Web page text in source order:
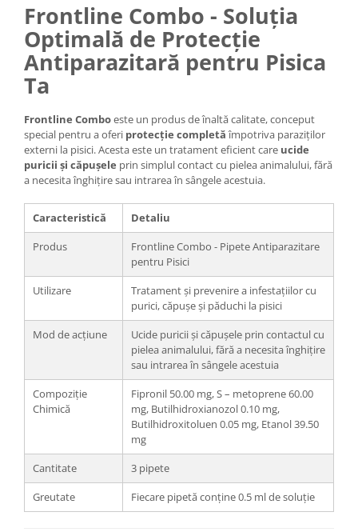
Frontline Combo - Soluția
Optimală de Protecție
Antiparazitară pentru Pisica
Ta
Frontline Comboeste un produs de înaltă calitate, conceput
special pentru a oferi protecție completăîmpotriva paraziților
externi la pisici. Acesta este un tratament eficient care ucide
puricii și căpușele prin simplul contact cu pielea animalului, fără
a necesita înghițire sau intrarea în sângele acestuia.
Caracteristică
Detaliu
Produs
Frontline Combo - Pipete Antiparazitare
pentru Pisici
Utilizare
Tratament și prevenire a infestațiilor cu
purici, căpușe și păduchi la pisici
Mod de acțiune
Ucide puricii și căpușele prin contactul cu
pielea animalului, fără a necesita înghițire
sau intrarea în sângele acestuia
Compoziție
Chimică
Fipronil 50.00 mg, S – metoprene 60.00
mg, Butilhidroxianozol 0.10 mg,
Butilhidroxitoluen 0.05 mg, Etanol 39.50
mg
Cantitate
3 pipete
Greutate
Fiecare pipetă conține 0.5 ml de soluție